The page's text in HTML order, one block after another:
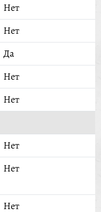
Нет
Нет
Да
Нет
Нет
Нет
Нет
Нет